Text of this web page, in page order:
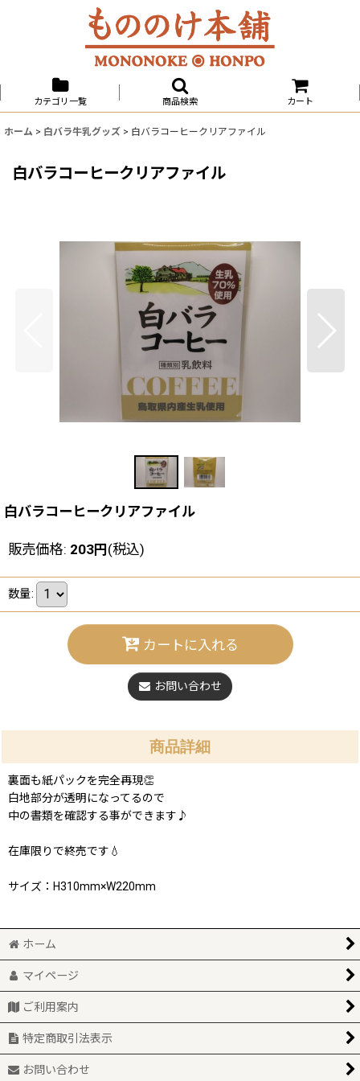
カテゴリ一覧 商品検索 カート
ホーム > 白バラ牛乳グッズ > 白バラコーヒークリアファイル
白バラコーヒークリアファイル
白バラコーヒークリアファイル
販売価格: 203円(税込)
数量:
カートに入れる
お問い合わせ
商品詳細
裏面も紙パックを完全再現👏
白地部分が透明になってるので
中の書類を確認する事ができます♪
在庫限りで終売です💧
サイズ：H310mm×W220mm
ホーム
マイページ
ご利用案内
特定商取引法表示
お問い合わせ